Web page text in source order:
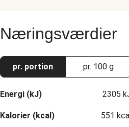
Næringsværdier
pr. portion pr. 100 g
Energi (kJ) 2305
Kalorier (kcal) 551